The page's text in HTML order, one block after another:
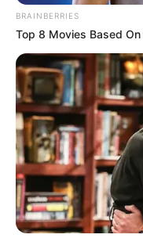
BRAINBERRIES
Top 8 Movies Based On